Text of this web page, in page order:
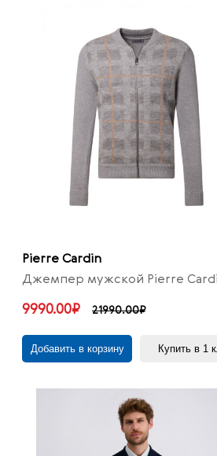
Pierre Cardin
Джемпер мужской Pierre
9990.00₽ 21990.00₽
Добавить в корзину Купить в 1